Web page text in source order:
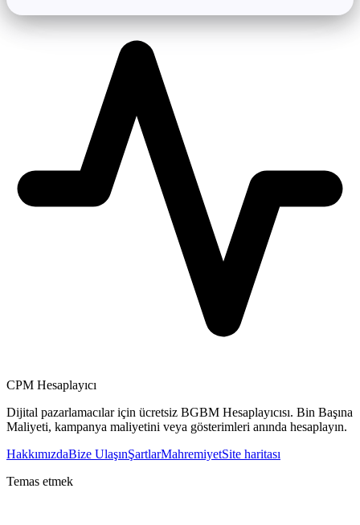
CPM Hesaplayıcı
Dijital pazarlamacılar için ücretsiz BGBM Hesaplayıcısı. Bin Başına
Maliyeti, kampanya maliyetini veya gösterimleri anında hesaplayın.
HakkımızdaBize UlaşınŞartlarMahremiyetSite haritası
Temas etmek